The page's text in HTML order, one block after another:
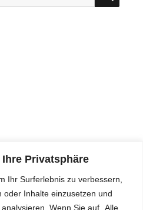
Privatsphäre
Ihr Surferlebnis zu verbessern,
oder Inhalte einzusetzen und
Wenn Sie auf „Alle